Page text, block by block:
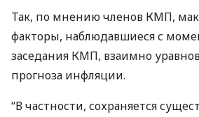
Так, по мнению членов КМП,
факторы, наблюдавшиеся с
заседания КМП, взаимно
прогноза инфляции.
“В частности, сохраняется